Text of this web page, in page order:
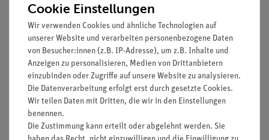
Artikel-Nr.: 62123-93
Glühlampe 230 V/ 15 W,
Artikel-Nr.: 06152-03
Glühlampen 3,5 V/0,2
Cookie Einstellungen
Wir verwenden Cookies und ähnliche Technologien auf
unserer Website und verarbeiten personenbezogene Daten
von Besucher:innen (z.B. IP-Adresse), um z.B. Inhalte und
Anzeigen zu personalisieren, Medien von Drittanbietern
einzubinden oder Zugriffe auf unsere Website zu analysieren.
Die Datenverarbeitung erfolgt erst durch gesetzte Cookies.
Wir teilen Daten mit Dritten, die wir in den Einstellungen
benennen.
Die Zustimmung kann erteilt oder abgelehnt werden. Sie